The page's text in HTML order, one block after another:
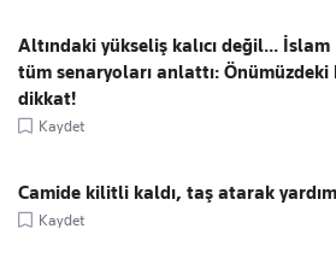
Altındaki yükseliş kalıcı değil... İslam
tüm senaryoları anlattı: Önümüzdeki
dikkat!
Kaydet
Camide kilitli kaldı, taş atarak
Kaydet